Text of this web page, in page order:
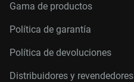
Gama de productos
Política de garantía
Política de devoluciones
Distribuidores y revendedores